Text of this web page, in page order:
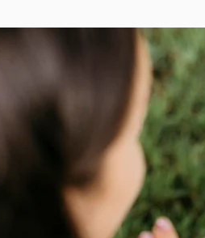
高のクリエイティブ制作を導くためのプラ
フォーム。クリエイター、企業、代理
、スタジオを含む100万人以上が利用して